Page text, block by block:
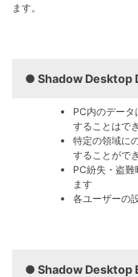
ます。
Shadow Desktop
PC内のデー
することはで
特定の領域に
することがで
PC紛失・盗
ます
各ユーザーの
Shadow Desktop